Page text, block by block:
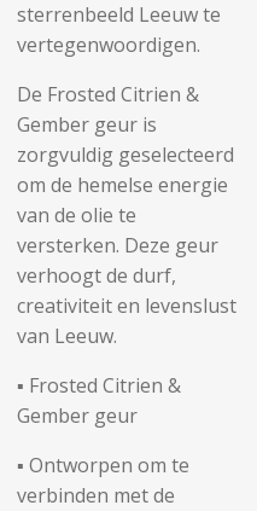
sterrenbeeld Leeuw te
vertegenwoordigen.
De Frosted Citrien &
Gember geur is
zorgvuldig geselecteerd
om de hemelse energie
van de olie te
versterken. Deze geur
verhoogt de durf,
creativiteit en levenslust
van Leeuw.
▪️ Frosted Citrien &
Gember geur
▪️ Ontworpen om te
verbinden met de